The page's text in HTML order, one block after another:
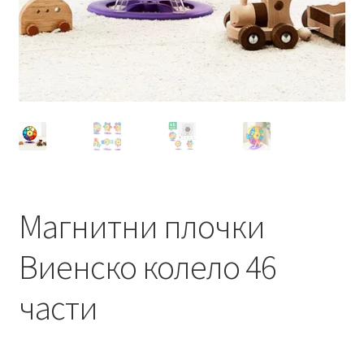
Магнитни плочки
Виенско колело 46
части